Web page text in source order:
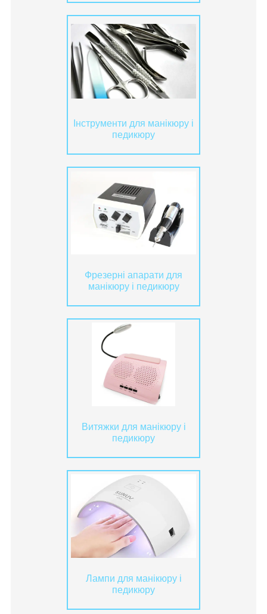
Інструменти для манікюру і
педикюру
Фрезерні апарати для
манікюру і педикюру
Витяжки для манікюру і
педикюру
Лампи для манікюру і
педикюру